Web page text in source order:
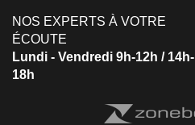
NOS EXPERTS À VOTRE
ÉCOUTE
Lundi - Vendredi 9h-12h / 14h-
18h